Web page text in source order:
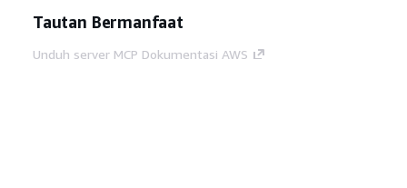
Tautan Bermanfaat
Unduh server MCP Dokumentasi AWS